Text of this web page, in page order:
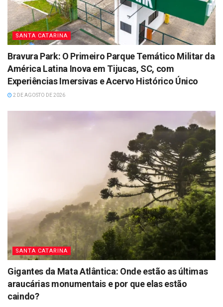
SANTA CATARINA
Bravura Park: O Primeiro Parque Temático Militar da
América Latina Inova em Tijucas, SC, com
Experiências Imersivas e Acervo Histórico Único
2 DE AGOSTO DE 2026
SANTA CATARINA
Gigantes da Mata Atlântica: Onde estão as últimas
araucárias monumentais e por que elas estão
caindo?